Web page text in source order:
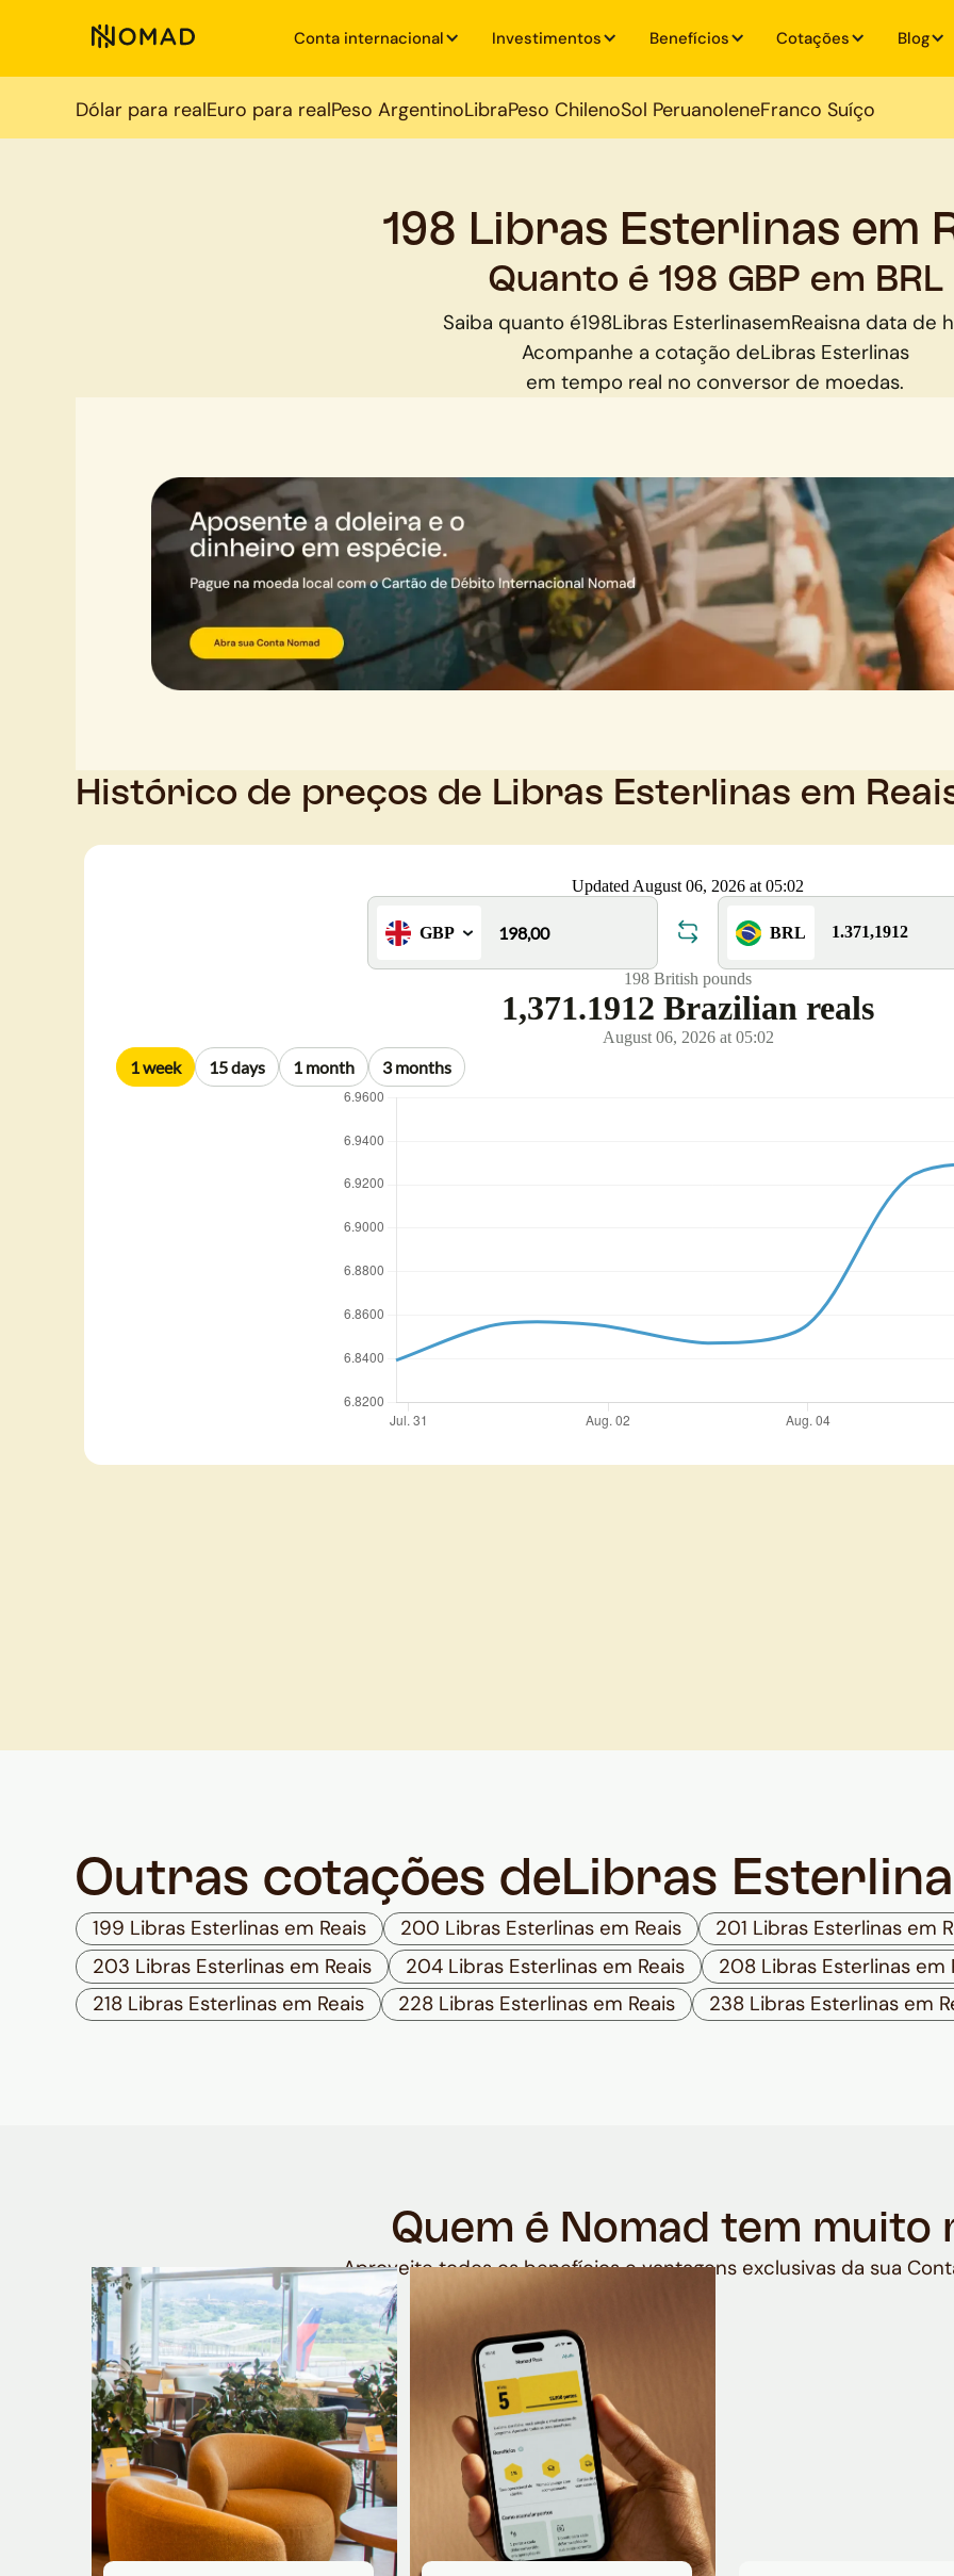
Conta internacional Investimentos Benefícios Cotações Blog
Dólar para realEuro para realPeso ArgentinoLibraPeso ChilenoSol PeruanoIeneFranco Suíço
198 Libras Esterlinas em
Quanto é 198 GBP em BRL
Saiba quanto é198Libras EsterlinasemReaisna data de
Acompanhe a cotação deLibras Esterlinas
em tempo real no conversor de moedas.
Histórico de preços de Libras Esterlinas em
Outras cotações de Libras
199 Libras Esterlinas em Reais 200 Libras Esterlinas em Reais
201 Libras Esterlinas em
203 Libras Esterlinas em Reais
204 Libras Esterlinas em Reais
208 Libras Esterlinas em
218 Libras Esterlinas em Reais
228 Libras Esterlinas em Reais 238 Libras Esterlinas em
Quem é Nomad tem muito
Aproveite todos os benefícios e vantagens exclusivas da sua